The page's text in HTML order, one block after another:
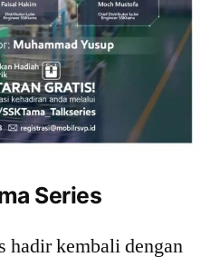
Series
hadir kembali dengan